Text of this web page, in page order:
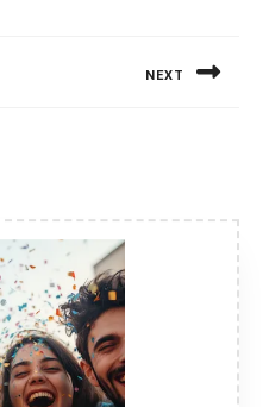
NEXT